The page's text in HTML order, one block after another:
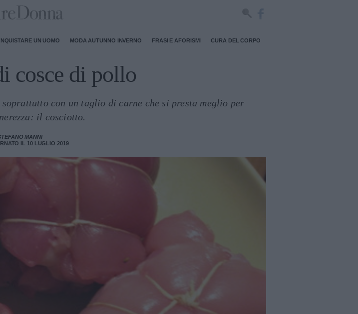
UN UOMO MODA AUTUNNO INVERNO FRASI E AFORISMI CURA DEL CORPO
cosce di pollo
con un taglio di carne che si presta meglio per
il cosciotto.
MANNI
IL 10 LUGLIO 2019